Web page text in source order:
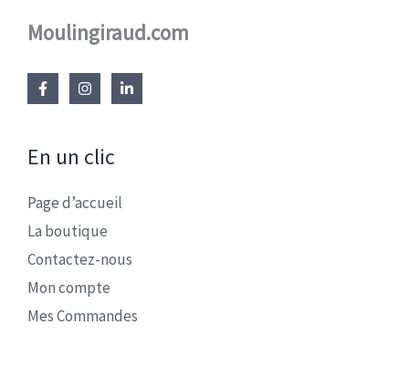
Moulingiraud.com
En un clic
Page d’accueil
La boutique
Contactez-nous
Mon compte
Mes Commandes